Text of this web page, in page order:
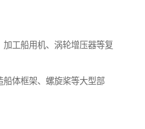
工船用机、涡轮增压器等复
体框架、螺旋桨等大型部